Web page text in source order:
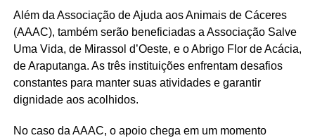
Além da Associação de Ajuda aos Animais de Cáceres
(AAAC), também serão beneficiadas a Associação Salve
Uma Vida, de Mirassol d’Oeste, e o Abrigo Flor de Acácia,
de Araputanga. As três instituições enfrentam desafios
constantes para manter suas atividades e garantir
dignidade aos acolhidos.
No caso da AAAC, o apoio chega em um momento